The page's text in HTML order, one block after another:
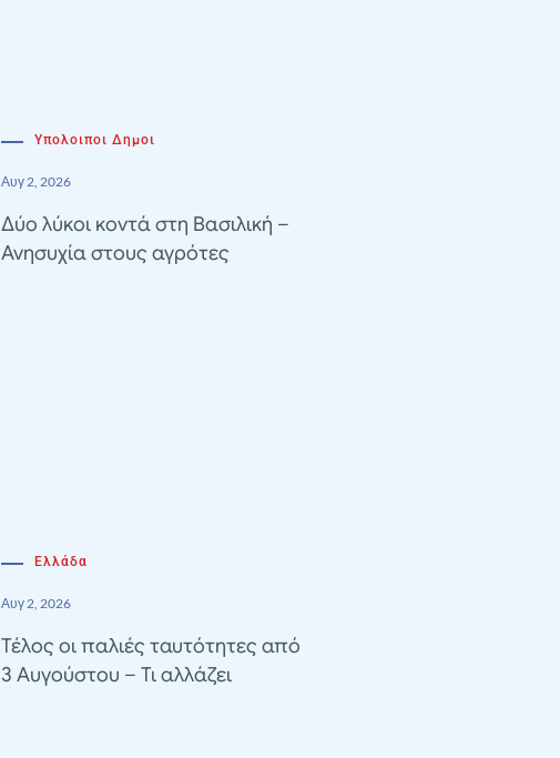
Υπολοιποι Δημοι
Αυγ 2, 2026
Δύο λύκοι κοντά στη Βασιλική –
Ανησυχία στους αγρότες
Ελλάδα
Αυγ 2, 2026
Τέλος οι παλιές ταυτότητες από
3 Αυγούστου – Τι αλλάζει